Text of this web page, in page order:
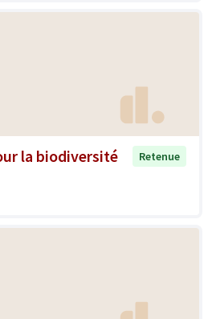
la biodiversité
Retenue